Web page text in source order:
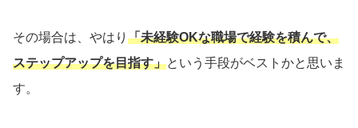
その場合は、やはり 「未経験OKな職場で経験を積んで、
ステップアップを目指す」という手段がベストかと思いま
す。